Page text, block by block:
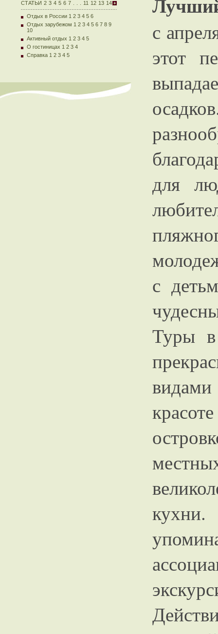
СТАТЬИ 2 3 4 5 6 7 11 12 13 14
Отдых в России 1 2 3 4 5 6
Отдых зарубежом 1 2 3 4 5 6 7 8 9
10
Активный отдых 1 2 3 4 5
О гостиницах 1 2 3 4
Справка 1 2 3 4 5
с
этот
для
с
Туры